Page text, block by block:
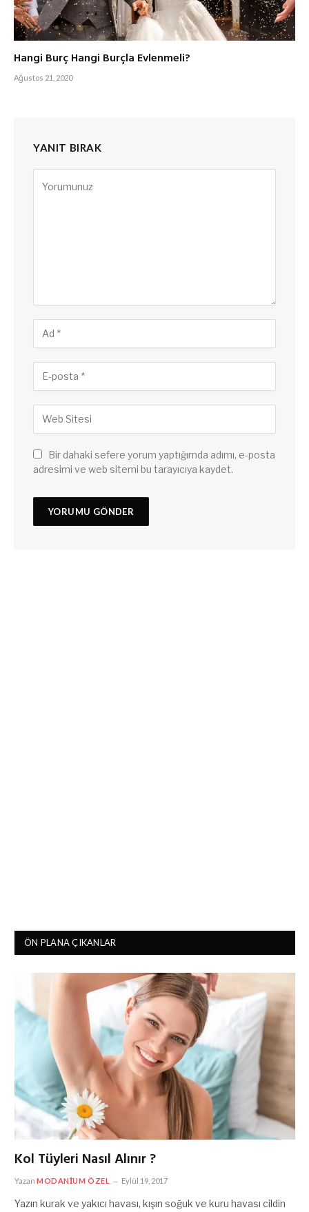
Hangi Burç Hangi Burçla Evlenmeli?
Ağustos 21, 2020
YANIT BIRAK
Bir dahaki sefere yorum yaptığımda adımı, e-posta
adresimi ve web sitemi bu tarayıcıya kaydet.
ÖN PLANA ÇIKANLAR
Kol Tüyleri Nasıl Alınır ?
Yazan MODANIUM ÖZEL Eylül 19, 2017
Yazın kurak ve yakıcı havası, kışın soğuk ve kuru havası cildin